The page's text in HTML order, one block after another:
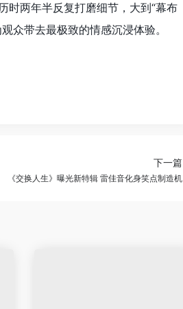
时两年半反复打磨细节，大到“幕布
众带去最极致的情感沉浸体验。
下一篇
《交换人生》曝光新特辑 雷佳音化身笑点制造机